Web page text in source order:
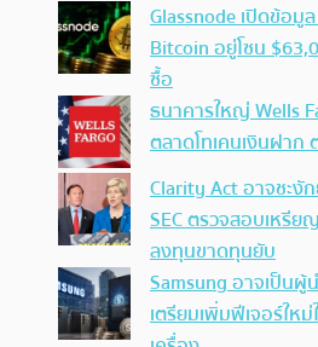
Glassnode เปิดข้อมู
Bitcoin อยู่โซน
ซื้อ
ธนาคารใหญ่ Wells
ตลาดโทเคนเงินฝาก
Clarity Act อาจชะงั
SEC ตรวจสอบเหรี
ลงทุนขาดทุนยับ
Samsung อาจเป็นผู้
เตรียมเพิ่มฟีเจอร์ให